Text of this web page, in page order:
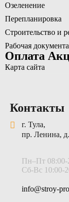
Озеленение
Перепланировка
Строительство и
Рабочая
Оплата
Карта сайта
Контакты
г. Тула,
пр. Ленина,
Пн–Пт 08:00-
Сб-Вс 10:00-
info@stroy-